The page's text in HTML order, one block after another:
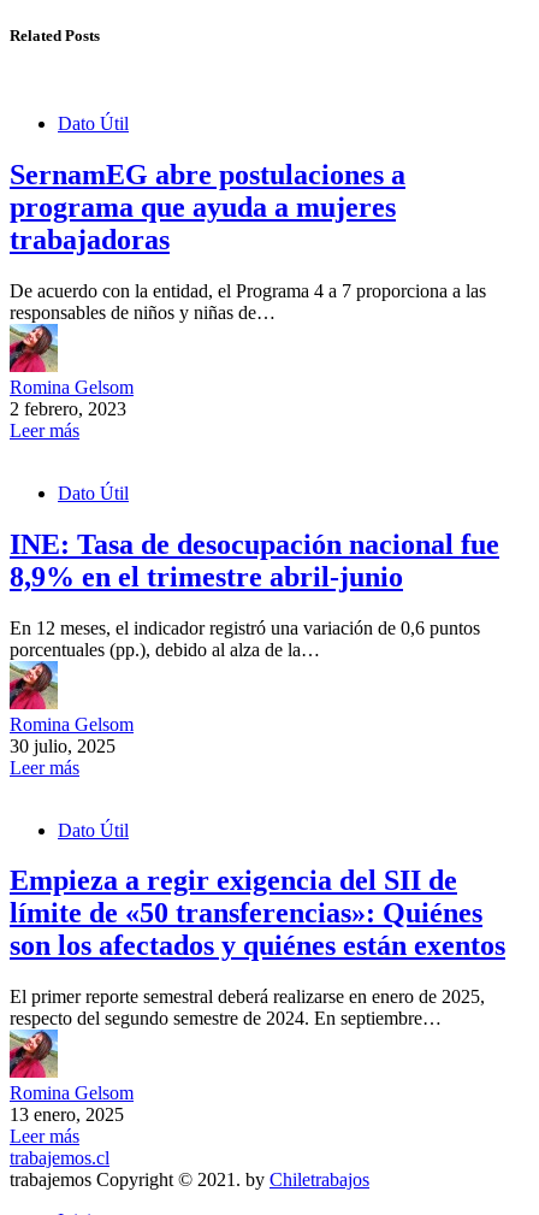
Related Posts
Dato Útil
SernamEG abre postulaciones a
programa que ayuda a mujeres
trabajadoras
De acuerdo con la entidad, el Programa 4 a 7 proporciona a las
responsables de niños y niñas de…
Romina Gelsom
2 febrero, 2023
Leer más
Dato Útil
INE: Tasa de desocupación nacional fue
8,9% en el trimestre abril-junio
En 12 meses, el indicador registró una variación de 0,6 puntos
porcentuales (pp.), debido al alza de la…
Romina Gelsom
30 julio, 2025
Leer más
Dato Útil
Empieza a regir exigencia del SII de
límite de «50 transferencias»: Quiénes
son los afectados y quiénes están exentos
El primer reporte semestral deberá realizarse en enero de 2025,
respecto del segundo semestre de 2024. En septiembre…
Romina Gelsom
13 enero, 2025
Leer más
trabajemos.cl
trabajemos Copyright © 2021. by Chiletrabajos